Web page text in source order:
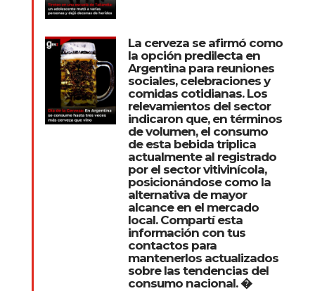
La cerveza se afirmó como
la opción predilecta en
Argentina para reuniones
sociales, celebraciones y
comidas cotidianas. Los
relevamientos del sector
indicaron que, en términos
de volumen, el consumo
de esta bebida triplica
actualmente al registrado
por el sector vitivinícola,
posicionándose como la
alternativa de mayor
alcance en el mercado
local. Compartí esta
información con tus
contactos para
mantenerlos actualizados
sobre las tendencias del
consumo nacional. �